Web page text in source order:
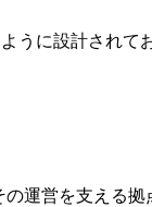
に設計されて
運営を支える